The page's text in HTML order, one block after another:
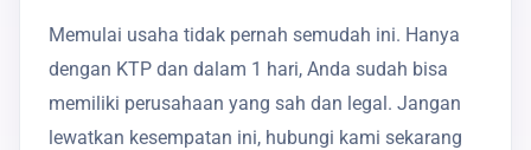
Memulai usaha tidak pernah semudah ini. Hanya
dengan KTP dan dalam 1 hari, Anda sudah bisa
memiliki perusahaan yang sah dan legal. Jangan
lewatkan kesempatan ini, hubungi kami sekarang